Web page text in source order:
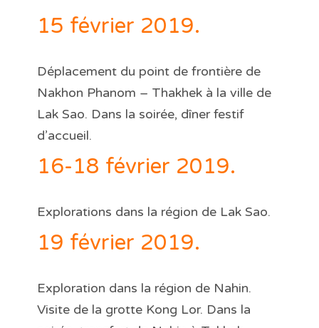
15 février 2019.
Déplacement du point de frontière de
Nakhon Phanom – Thakhek à la ville de
Lak Sao. Dans la soirée, dîner festif
d’accueil.
16-18 février 2019.
Explorations dans la région de Lak Sao.
19 février 2019.
Exploration dans la région de Nahin.
Visite de la grotte Kong Lor. Dans la